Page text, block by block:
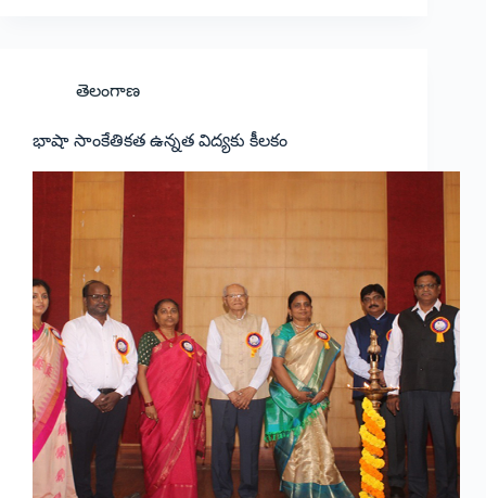
తెలంగాణ
భాషా సాంకేతికత ఉన్నత విద్యకు కీలకం